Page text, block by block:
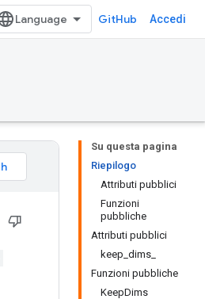
GitHub Accedi
Su questa pagina
Riepilogo
Attributi pubblici
Funzioni
pubbliche
Attributi pubblici
keep_dims_
Funzioni pubbliche
KeepDims